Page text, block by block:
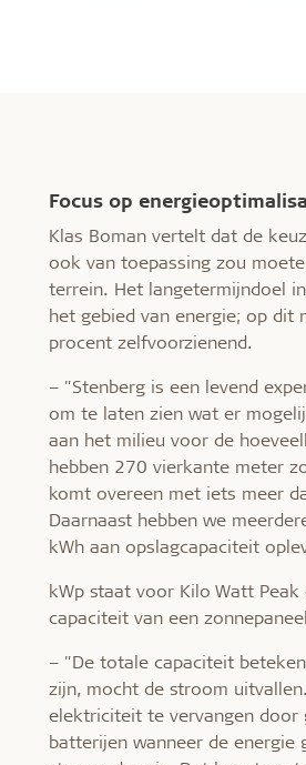
Focus op
Klas Boman vertelt dat de
ook van toepassing zou
terrein. Het langetermijndoel
het gebied van energie; op dit
procent zelfvoorzienend.
– "Stenberg is een levend
om te laten zien wat er
aan het milieu voor de
hebben 270 vierkante meter
komt overeen met iets meer
Daarnaast hebben we
kWh aan opslagcapaciteit
kWp staat voor Kilo Watt
capaciteit van een
– "De totale capaciteit
zijn, mocht de stroom
elektriciteit te vervangen door
batterijen wanneer de energie